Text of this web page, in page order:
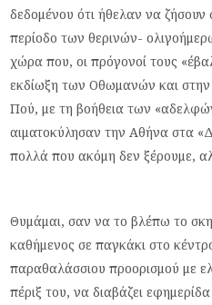
δεδομένου ότι ήθελαν να ζήσουν
περίοδο των θερινών-
χώρα που, οι πρόγονοί τους
εκδίωξη των Οθωμανών και
Πού, με τη βοήθεια των
αιματοκύλησαν την Αθήνα στα
πολλά που ακόμη δεν ξέρουμε,
Θυμάμαι, σαν να το βλέπω το
καθήμενος σε παγκάκι στο
παραθαλάσσιου προορισμού με
πέριξ του, να διαβάζει